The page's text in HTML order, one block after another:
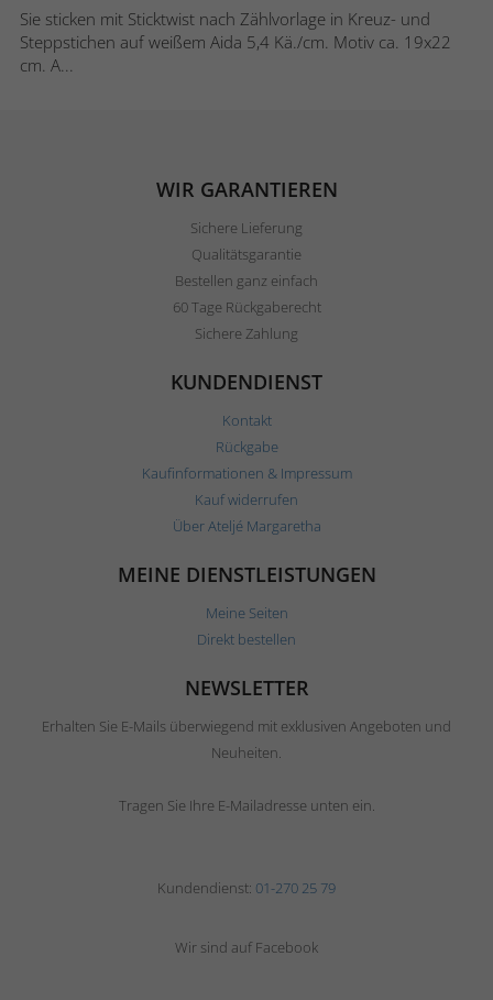
Sie sticken mit Sticktwist nach Zählvorlage in Kreuz- und
Steppstichen auf weißem Aida 5,4 Kä./cm. Motiv ca. 19x22
cm. A...
WIR GARANTIEREN
Sichere Lieferung
Qualitätsgarantie
Bestellen ganz einfach
60 Tage Rückgaberecht
Sichere Zahlung
KUNDENDIENST
Kontakt
Rückgabe
Kaufinformationen & Impressum
Kauf widerrufen
Über Ateljé Margaretha
MEINE DIENSTLEISTUNGEN
Meine Seiten
Direkt bestellen
NEWSLETTER
Erhalten Sie E-Mails überwiegend mit exklusiven Angeboten und
Neuheiten.
Tragen Sie Ihre E-Mailadresse unten ein.
Kundendienst: 01-270 25 79
Wir sind auf Facebook